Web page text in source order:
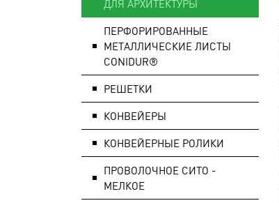
ДЛЯ АРХИТЕКТУРЫ
ПЕРФОРИРОВАННЫЕ
МЕТАЛЛИЧЕСКИЕ ЛИСТЫ
CONIDUR®
РЕШЕТКИ
КОНВЕЙЕРЫ
КОНВЕЙЕРНЫЕ РОЛИКИ
ПРОВОЛОЧНОЕ СИТО -
МЕЛКОЕ